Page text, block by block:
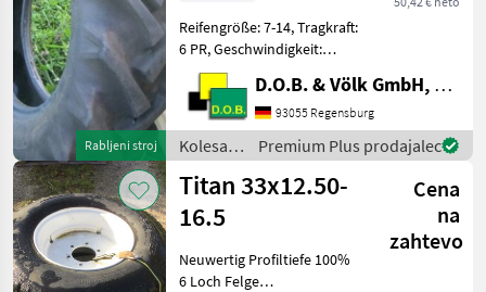
Rabljeni stroj
Reifengröße: 7-14, Tragkraft:
6 PR, Geschwindigkeit:
76A8, Tubeless=
Schlauchlos, (Interne
Nr.571) Kolesa, platišča in
pnevmatike Druga kolesa,
platišča in pnevmati
D.O.B. & Völk GmbH, Filiale Regensburg
93055 Regensburg
Kolesa,
platišča
in
pnevmatike
/ Titan
Premium Plus prodajalec
Titan 33x12.50-
16.5
Cena
na
zahtevo
Neuwertig Profiltiefe 100%
6 Loch Felge